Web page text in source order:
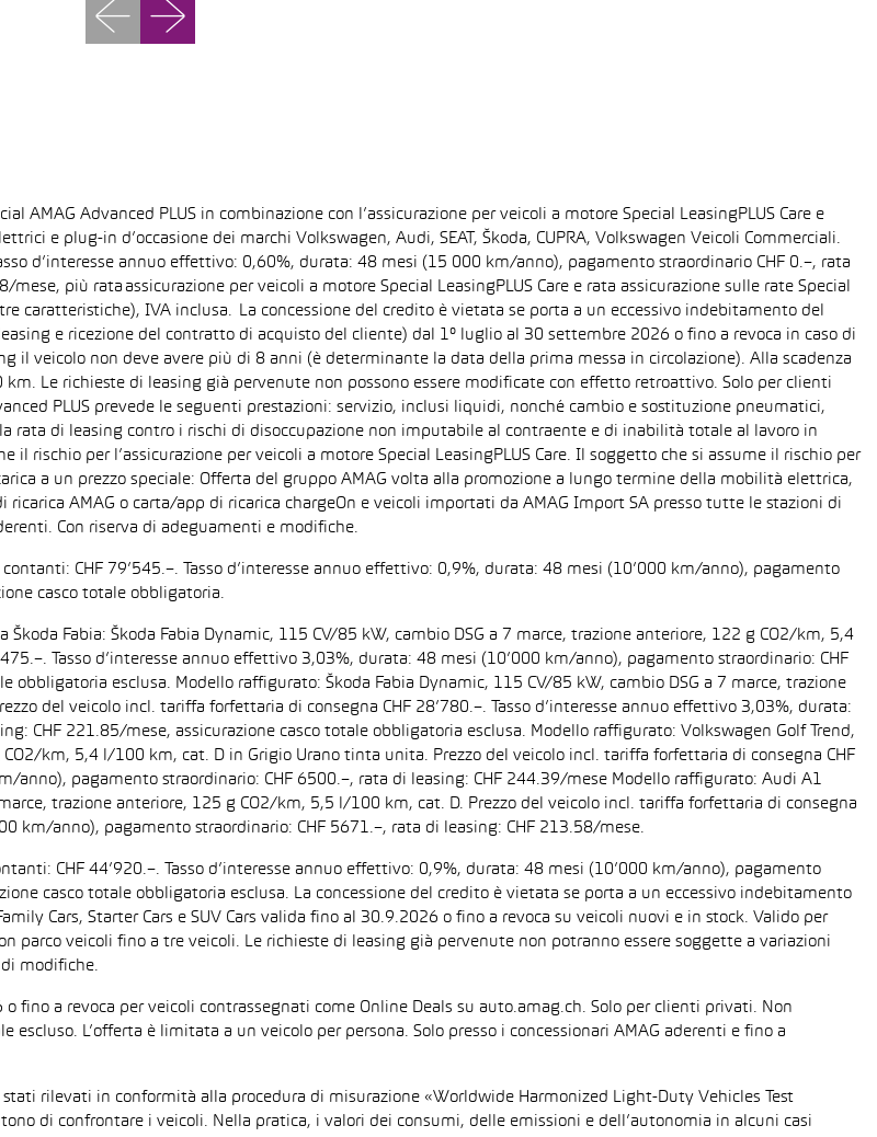
AMAG Advanced PLUS in combinazione con l’assicurazione per veicoli a motore Special LeasingPLUS Care e
e plug-in d’occasione dei marchi Volkswagen, Audi, SEAT, Škoda, CUPRA, Volkswagen Veicoli Commerciali.
d’interesse annuo effettivo: 0,60%, durata: 48 mesi (15 000 km/anno), pagamento straordinario CHF 0.–, rata
più rata assicurazione per veicoli a motore Special LeasingPLUS Care e rata assicurazione sulle rate Special
caratteristiche), IVA inclusa. La concessione del credito è vietata se porta a un eccessivo indebitamento del
e ricezione del contratto di acquisto del cliente) dal 1° luglio al 30 settembre 2026 o fino a revoca in caso di
il veicolo non deve avere più di 8 anni (è determinante la data della prima messa in circolazione). Alla scadenza
Le richieste di leasing già pervenute non possono essere modificate con effetto retroattivo. Solo per clienti
PLUS prevede le seguenti prestazioni: servizio, inclusi liquidi, nonché cambio e sostituzione pneumatici,
la rata di leasing contro i rischi di disoccupazione non imputabile al contraente e di inabilità totale al lavoro in
rischio per l’assicurazione per veicoli a motore Special LeasingPLUS Care. Il soggetto che si assume il rischio per
a un prezzo speciale: Offerta del gruppo AMAG volta alla promozione a lungo termine della mobilità elettrica,
AMAG o carta/app di ricarica chargeOn e veicoli importati da AMAG Import SA presso tutte le stazioni di
Con riserva di adeguamenti e modifiche.
CHF 79’545.–. Tasso d’interesse annuo effettivo: 0,9%, durata: 48 mesi (10’000 km/anno), pagamento
casco totale obbligatoria.
Škoda Fabia: Škoda Fabia Dynamic, 115 CV/85 kW, cambio DSG a 7 marce, trazione anteriore, 122 g CO2/km, 5,4
Tasso d’interesse annuo effettivo 3,03%, durata: 48 mesi (10’000 km/anno), pagamento straordinario: CHF
obbligatoria esclusa. Modello raffigurato: Škoda Fabia Dynamic, 115 CV/85 kW, cambio DSG a 7 marce, trazione
del veicolo incl. tariffa forfettaria di consegna CHF 28’780.–. Tasso d’interesse annuo effettivo 3,03%, durata:
CHF 221.85/mese, assicurazione casco totale obbligatoria esclusa. Modello raffigurato: Volkswagen Golf Trend,
km, 5,4 l/100 km, cat. D in Grigio Urano tinta unita. Prezzo del veicolo incl. tariffa forfettaria di consegna CHF
anno), pagamento straordinario: CHF 6500.–, rata di leasing: CHF 244.39/mese Modello raffigurato: Audi A1
trazione anteriore, 125 g CO2/km, 5,5 l/100 km, cat. D. Prezzo del veicolo incl. tariffa forfettaria di consegna
km/anno), pagamento straordinario: CHF 5671.–, rata di leasing: CHF 213.58/mese.
CHF 44’920.–. Tasso d’interesse annuo effettivo: 0,9%, durata: 48 mesi (10’000 km/anno), pagamento
casco totale obbligatoria esclusa. La concessione del credito è vietata se porta a un eccessivo indebitamento
Cars, Starter Cars e SUV Cars valida fino al 30.9.2026 o fino a revoca su veicoli nuovi e in stock. Valido per
parco veicoli fino a tre veicoli. Le richieste di leasing già pervenute non potranno essere soggette a variazioni
di modifiche.
a revoca per veicoli contrassegnati come Online Deals su auto.amag.ch. Solo per clienti privati. Non
L’offerta è limitata a un veicolo per persona. Solo presso i concessionari AMAG aderenti e fino a
rilevati in conformità alla procedura di misurazione «Worldwide Harmonized Light-Duty Vehicles Test
di confrontare i veicoli. Nella pratica, i valori dei consumi, delle emissioni e dell’autonomia in alcuni casi